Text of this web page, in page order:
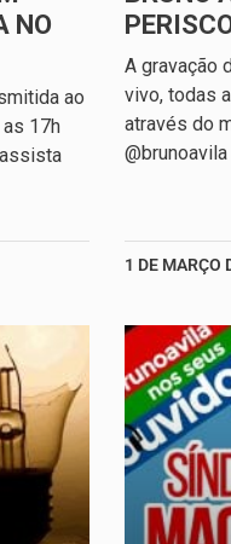
NO
ao
17h
A gravação
vivo, todas
através do
1 DE MARÇO